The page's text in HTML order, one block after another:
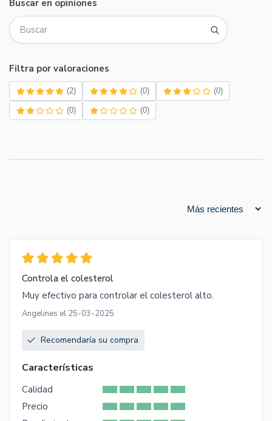
Buscar en opiniones
Filtra por valoraciones
(2) (0) (0)
(0) (0)
Controla el colesterol
Muy efectivo para controlar el colesterol alto.
Angelines el 25-03-2025
Recomendaría su compra
Características
Calidad
Precio